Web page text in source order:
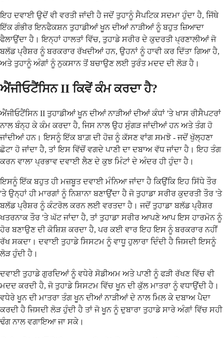
ਇਹ ਦਵਾਈ ਉਦੋਂ ਵੀ ਵਰਤੀ ਜਾਂਦੀ ਹੈ ਜਦੋਂ ਤੁਹਾਨੂੰ ਸੈਪਟਿਕ ਸਦਮਾ ਹੁੰਦਾ ਹੈ, ਜਿੱਥੇ
ਇੱਕ ਗੰਭੀਰ ਇਨਫੈਕਸ਼ਨ ਤੁਹਾਡੀਆਂ ਖੂਨ ਦੀਆਂ ਨਾੜੀਆਂ ਨੂੰ ਬਹੁਤ ਜ਼ਿਆਦਾ
ਫੈਲਾਉਂਦਾ ਹੈ। ਇਨ੍ਹਾਂ ਹਾਲਤਾਂ ਵਿੱਚ, ਤੁਹਾਡੇ ਸਰੀਰ ਦੇ ਕੁਦਰਤੀ ਪ੍ਰਣਾਲੀਆਂ ਜੋ
ਬਲੱਡ ਪ੍ਰੈਸ਼ਰ ਨੂੰ ਬਰਕਰਾਰ ਰੱਖਦੀਆਂ ਹਨ, ਉਹਨਾਂ ਨੂੰ ਹਾਵੀ ਕਰ ਦਿੱਤਾ ਗਿਆ ਹੈ,
ਅਤੇ ਤੁਹਾਨੂੰ ਅੰਗਾਂ ਨੂੰ ਨੁਕਸਾਨ ਤੋਂ ਬਚਾਉਣ ਲਈ ਤੁਰੰਤ ਮਦਦ ਦੀ ਲੋੜ ਹੈ।
ਐਂਜੀਓਟੈਂਸਿਨ II ਕਿਵੇਂ ਕੰਮ ਕਰਦਾ ਹੈ?
ਐਂਜੀਓਟੈਂਸਿਨ II ਤੁਹਾਡੀਆਂ ਖੂਨ ਦੀਆਂ ਨਾੜੀਆਂ ਦੀਆਂ ਕੰਧਾਂ 'ਤੇ ਖਾਸ ਰੀਸੈਪਟਰਾਂ
ਨਾਲ ਬੰਨ੍ਹ ਕੇ ਕੰਮ ਕਰਦਾ ਹੈ, ਜਿਸ ਨਾਲ ਉਹ ਸੁੰਗੜ ਜਾਂਦੀਆਂ ਹਨ ਅਤੇ ਤੰਗ ਹੋ
ਜਾਂਦੀਆਂ ਹਨ। ਇਸਨੂੰ ਇੱਕ ਬਾਗ਼ ਦੀ ਹੋਜ਼ ਨੂੰ ਕੱਸਣ ਵਾਂਗ ਸਮਝੋ - ਜਦੋਂ ਖੁੱਲ੍ਹਣਾ
ਛੋਟਾ ਹੋ ਜਾਂਦਾ ਹੈ, ਤਾਂ ਇਸ ਵਿੱਚੋਂ ਵਗਦੇ ਪਾਣੀ ਦਾ ਦਬਾਅ ਵੱਧ ਜਾਂਦਾ ਹੈ। ਇਹ ਤੰਗ
ਕਰਨ ਵਾਲਾ ਪ੍ਰਭਾਵ ਦਵਾਈ ਲੈਣ ਦੇ ਕੁਝ ਮਿੰਟਾਂ ਦੇ ਅੰਦਰ ਹੀ ਹੁੰਦਾ ਹੈ।
ਇਸਨੂੰ ਇੱਕ ਬਹੁਤ ਹੀ ਮਜ਼ਬੂਤ ਦਵਾਈ ਮੰਨਿਆ ਜਾਂਦਾ ਹੈ ਕਿਉਂਕਿ ਇਹ ਸਿੱਧੇ ਤੌਰ
'ਤੇ ਉਨ੍ਹਾਂ ਹੀ ਮਾਰਗਾਂ ਨੂੰ ਨਿਸ਼ਾਨਾ ਬਣਾਉਂਦਾ ਹੈ ਜੋ ਤੁਹਾਡਾ ਸਰੀਰ ਕੁਦਰਤੀ ਤੌਰ 'ਤੇ
ਬਲੱਡ ਪ੍ਰੈਸ਼ਰ ਨੂੰ ਕੰਟਰੋਲ ਕਰਨ ਲਈ ਵਰਤਦਾ ਹੈ। ਜਦੋਂ ਤੁਹਾਡਾ ਬਲੱਡ ਪ੍ਰੈਸ਼ਰ
ਖਤਰਨਾਕ ਤੌਰ 'ਤੇ ਘੱਟ ਜਾਂਦਾ ਹੈ, ਤਾਂ ਤੁਹਾਡਾ ਸਰੀਰ ਆਪਣੇ ਆਪ ਇਸ ਹਾਰਮੋਨ ਨੂੰ
ਹੋਰ ਬਣਾਉਣ ਦੀ ਕੋਸ਼ਿਸ਼ ਕਰਦਾ ਹੈ, ਪਰ ਕਈ ਵਾਰ ਇਹ ਇਸ ਨੂੰ ਬਰਕਰਾਰ ਨਹੀਂ
ਰੱਖ ਸਕਦਾ। ਦਵਾਈ ਤੁਹਾਡੇ ਸਿਸਟਮ ਨੂੰ ਵਾਧੂ ਹੁਲਾਰਾ ਦਿੰਦੀ ਹੈ ਜਿਸਦੀ ਇਸਨੂੰ
ਲੋੜ ਹੁੰਦੀ ਹੈ।
ਦਵਾਈ ਤੁਹਾਡੇ ਗੁਰਦਿਆਂ ਨੂੰ ਵਧੇਰੇ ਸੋਡੀਅਮ ਅਤੇ ਪਾਣੀ ਨੂੰ ਫੜੀ ਰੱਖਣ ਵਿੱਚ ਵੀ
ਮਦਦ ਕਰਦੀ ਹੈ, ਜੋ ਤੁਹਾਡੇ ਸਿਸਟਮ ਵਿੱਚ ਖੂਨ ਦੀ ਕੁੱਲ ਮਾਤਰਾ ਨੂੰ ਵਧਾਉਂਦੀ ਹੈ।
ਵਧੇਰੇ ਖੂਨ ਦੀ ਮਾਤਰਾ ਤੰਗ ਖੂਨ ਦੀਆਂ ਨਾੜੀਆਂ ਦੇ ਨਾਲ ਮਿਲ ਕੇ ਦਬਾਅ ਪੈਦਾ
ਕਰਦੀ ਹੈ ਜਿਸਦੀ ਲੋੜ ਹੁੰਦੀ ਹੈ ਤਾਂ ਜੋ ਖੂਨ ਨੂੰ ਦੁਬਾਰਾ ਤੁਹਾਡੇ ਸਾਰੇ ਅੰਗਾਂ ਵਿੱਚ ਸਹੀ
ਢੰਗ ਨਾਲ ਵਗਾਇਆ ਜਾ ਸਕੇ।